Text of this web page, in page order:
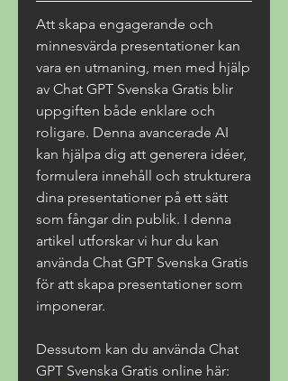
Att skapa engagerande och
minnesvärda presentationer kan
vara en utmaning, men med hjälp
av Chat GPT Svenska Gratis blir
uppgiften både enklare och
roligare. Denna avancerade AI
kan hjälpa dig att generera idéer,
formulera innehåll och strukturera
dina presentationer på ett sätt
som fångar din publik. I denna
artikel utforskar vi hur du kan
använda Chat GPT Svenska Gratis
för att skapa presentationer som
imponerar.
Dessutom kan du använda Chat